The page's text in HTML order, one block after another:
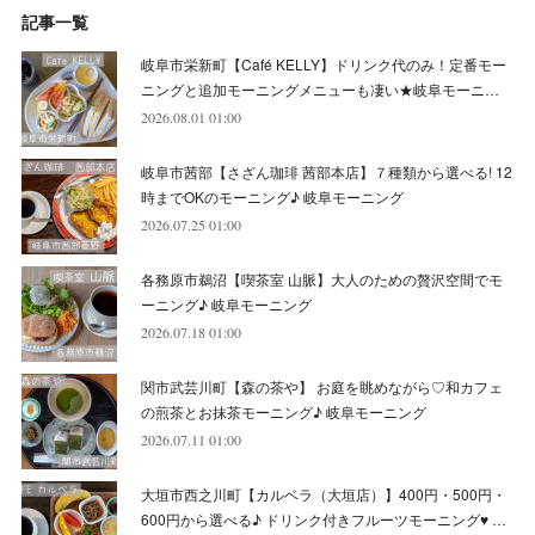
(5
(7)
(10
( 6)
(10)
(6
(5)
(6)
(8)
(7
(9)
(4)
(6)
(7
(11)
(7)
(9)
(2)
(7
(7)
(5)
(1)
(8)
(4)
(7)
(4)
(5)
(4)
(4)
(10)
(10)
(6)
(7)
(8)
(7)
(6)
(5)
(6)
(8)
(8)
(5)
(8)
(8)
(8)
(9)
(9)
(9)
(7)
(11)
(10)
(10)
(12)
(16)
(9)
(13)
(8)
(6)
(12)
記事一覧
岐阜市栄新町【Café KELLY】ドリンク代のみ！定番モー
ニングと追加モーニングメニューも凄い★岐阜モーニ…
2026.08.01 01:00
岐阜市茜部【さざん珈琲 茜部本店】７種類から選べる! 12
時までOKのモーニング♪ 岐阜モーニング
2026.07.25 01:00
各務原市鵜沼【喫茶室 山脈】大人のための贅沢空間でモ
ーニング♪ 岐阜モーニング
2026.07.18 01:00
関市武芸川町【森の茶や】 お庭を眺めながら♡和カフェ
の煎茶とお抹茶モーニング♪ 岐阜モーニング
2026.07.11 01:00
大垣市西之川町【カルベラ（大垣店）】400円・500円・
600円から選べる♪ ドリンク付きフルーツモーニング♥ …